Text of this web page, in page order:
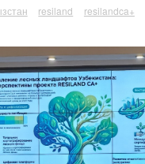
resiland resilandca+